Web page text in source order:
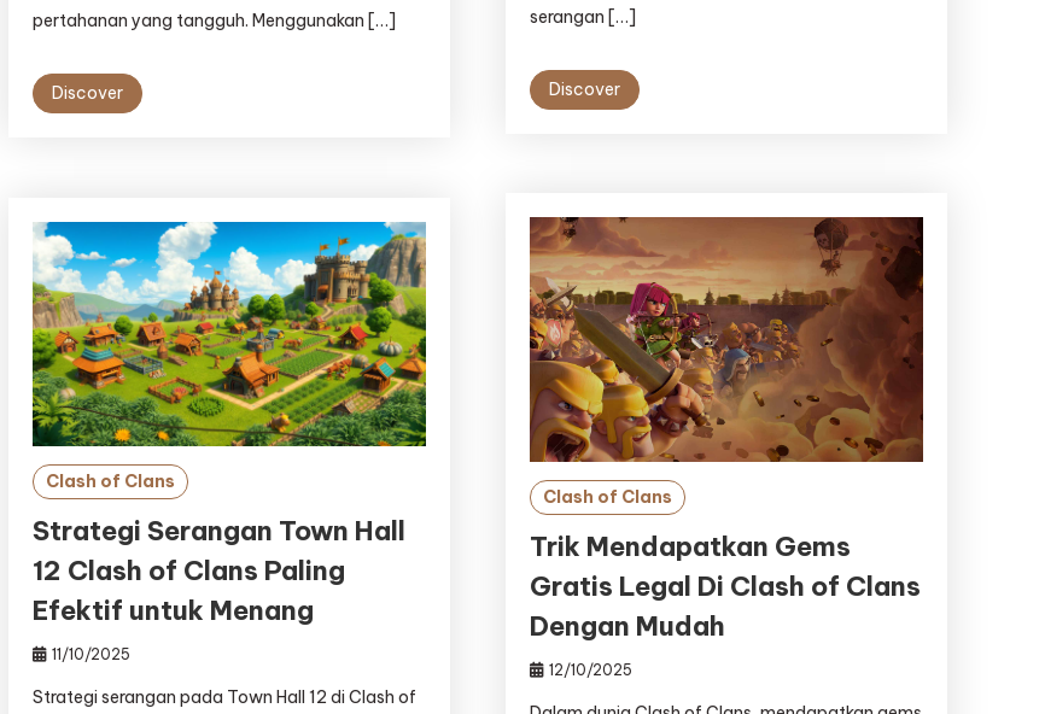
pertahanan yang tangguh. Menggunakan […]
Discover
serangan […]
Discover
Clash of Clans
Trik Mendapatkan Gems
Gratis Legal Di Clash of Clans
Dengan Mudah
12/10/2025
Clash of Clans
Strategi Serangan Town Hall
12 Clash of Clans Paling
Efektif untuk Menang
11/10/2025
Strategi serangan pada Town Hall 12 di Clash of